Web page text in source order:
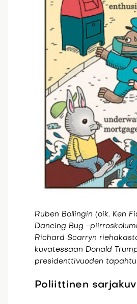
Ruben Bollingin (oik. Ken
Dancing Bug -
Richard Scarryn
kuvatessaan Donald
presidenttivuoden
Poliittinen